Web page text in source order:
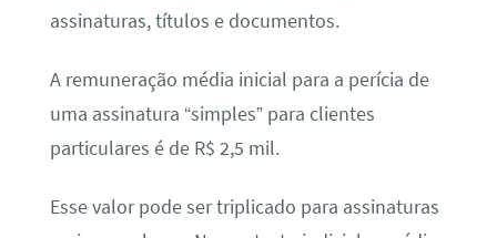
assinaturas, títulos e documentos.
A remuneração média inicial para a perícia de
uma assinatura “simples” para clientes
particulares é de R$ 2,5 mil.
Esse valor pode ser triplicado para assinaturas